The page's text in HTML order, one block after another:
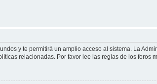
y te permitirá un amplio acceso al sistema. La
relacionadas. Por favor lee las reglas de los foros